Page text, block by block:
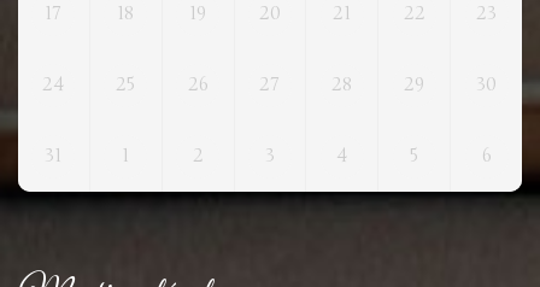
17 18 19 20 21 22 23
24 25 26 27 28 29 30
31 1 2 3 4 5 6